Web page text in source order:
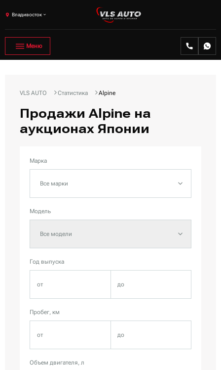
Владивосток
Меню
VLS AUTO Статистика Alpine
Продажи Alpine на
аукционах Японии
Марка
Все марки
Модель
Все модели
Год выпуска
Пробег, км
Объем двигателя, л